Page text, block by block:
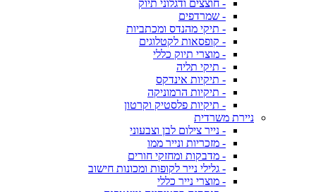
- חוצצים ודגלוני תיוק
- שמרדפים
- תיקי מהנדס ומכתביות
- קופסאות לקטלוגים
- מוצרי תיוק כללי
- תיקי תליה
- תיקיות אינדקס
- תיקיות הרמוניקה
- תיקיות פלסטיק וקרטון
ניירת משרדית
- נייר צילום לבן וצבעוני
- מזכריות ונייר ממו
- מדבקות ומחזקי חורים
- גלילי נייר לקופות ומכונות חישוב
- מוצרי נייר כללי